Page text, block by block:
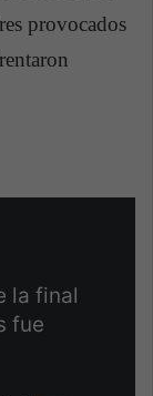
provocados
la final
fue